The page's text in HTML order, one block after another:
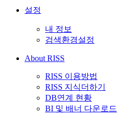
설정
내 정보
검색환경설정
About RISS
RISS 이용방법
RISS 지식더하기
DB연계 현황
BI 및 배너 다운로드